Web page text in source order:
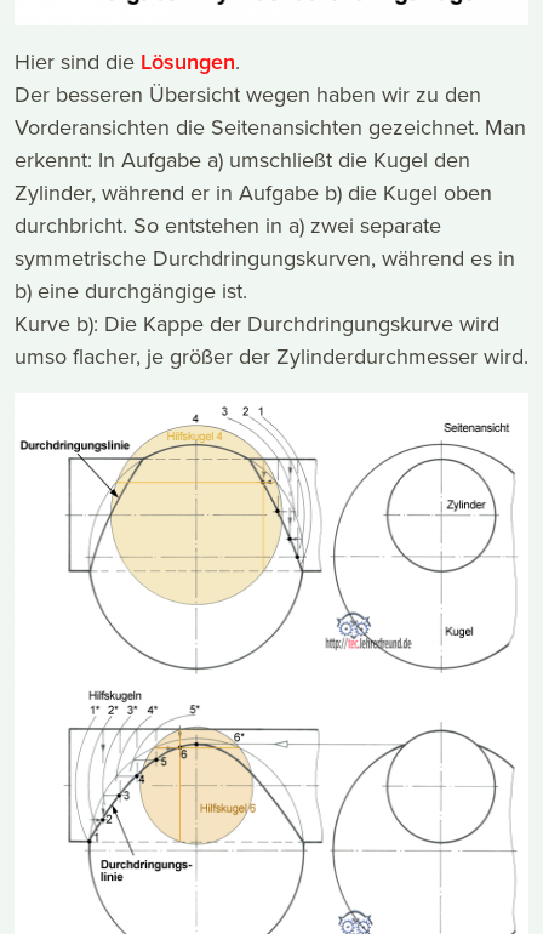
Hier sind die Lösungen.
Der besseren Übersicht wegen haben wir zu den
Vorderansichten die Seitenansichten gezeichnet. Man
erkennt: In Aufgabe a) umschließt die Kugel den
Zylinder, während er in Aufgabe b) die Kugel oben
durchbricht. So entstehen in a) zwei separate
symmetrische Durchdringungskurven, während es in
b) eine durchgängige ist.
Kurve b): Die Kappe der Durchdringungskurve wird
umso flacher, je größer der Zylinderdurchmesser wird.